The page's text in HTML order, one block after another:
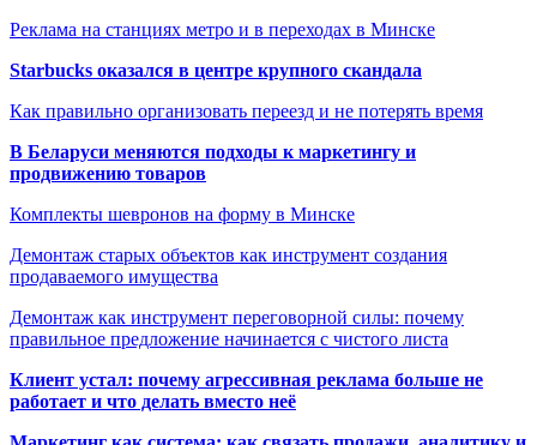
Реклама на станциях метро и в переходах в Минске
Starbucks оказался в центре крупного скандала
Как правильно организовать переезд и не потерять время
В Беларуси меняются подходы к маркетингу и
продвижению товаров
Комплекты шевронов на форму в Минске
Демонтаж старых объектов как инструмент создания
продаваемого имущества
Демонтаж как инструмент переговорной силы: почему
правильное предложение начинается с чистого листа
Клиент устал: почему агрессивная реклама больше не
работает и что делать вместо неё